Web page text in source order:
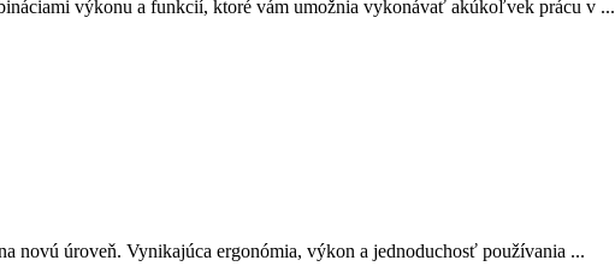
výkonu a funkcií, ktoré vám umožnia vykonávať akúkoľvek prácu v ...
novú úroveň. Vynikajúca ergonómia, výkon a jednoduchosť používania ...